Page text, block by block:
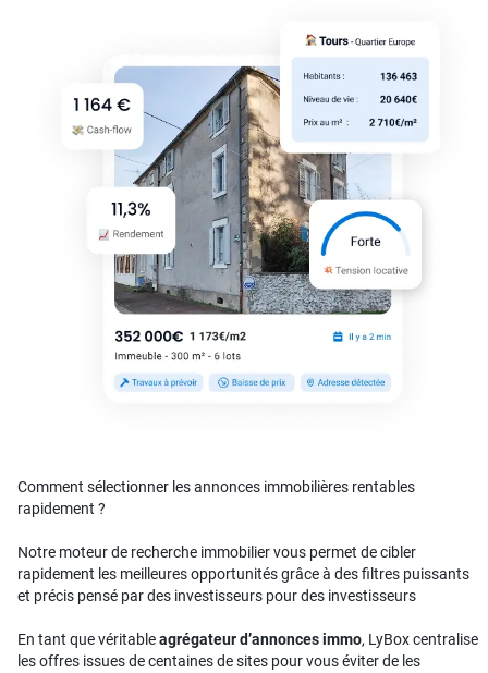
Comment sélectionner les annonces immobilières rentables
rapidement ?
Notre moteur de recherche immobilier vous permet de cibler
rapidement les meilleures opportunités grâce à des filtres puissants
et précis pensé par des investisseurs pour des investisseurs
En tant que véritableagrégateur d’annonces immo, LyBox centralise
les offres issues de centaines de sites pour vous éviter de les